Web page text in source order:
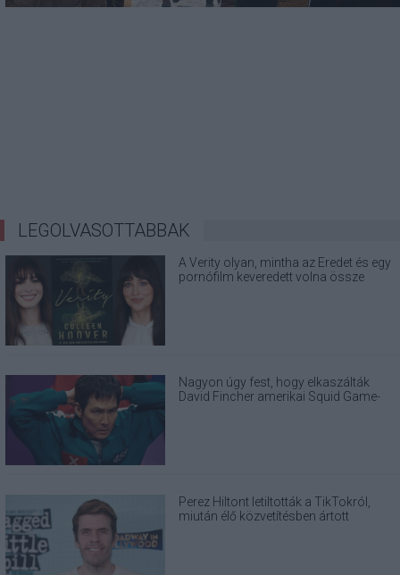
LEGOLVASOTTABBAK
A Verity olyan, mintha az Eredet és egy
pornófilm keveredett volna össze
Nagyon úgy fest, hogy elkaszálták
David Fincher amerikai Squid Game-
Perez Hiltont letiltották a TikTokról,
miután élő közvetítésben ártott